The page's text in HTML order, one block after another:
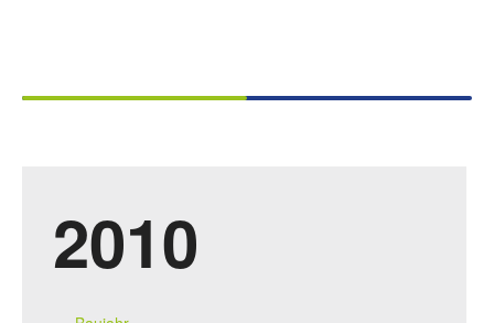
2010